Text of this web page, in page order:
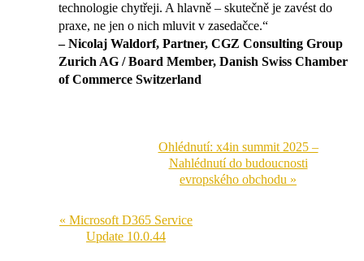
technologie chytřeji. A hlavně – skutečně je zavést do
praxe, ne jen o nich mluvit v zasedačce.“
– Nicolaj Waldorf, Partner, CGZ Consulting Group
Zurich AG / Board Member, Danish Swiss Chamber
of Commerce Switzerland
Ohlédnutí: x4in summit 2025 –
Nahlédnutí do budoucnosti
evropského obchodu »
« Microsoft D365 Service
Update 10.0.44